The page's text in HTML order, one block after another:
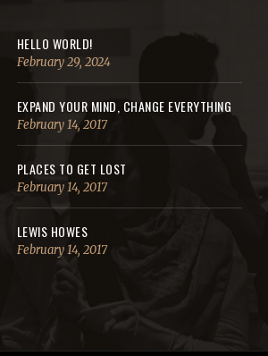
HELLO WORLD!
February 29, 2024
EXPAND YOUR MIND, CHANGE EVERYTHING
February 14, 2017
PLACES TO GET LOST
February 14, 2017
LEWIS HOWES
February 14, 2017